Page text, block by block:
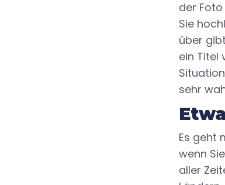
der Foto
Sie
über gibt
ein Titel
sehr
Es geht
wenn
aller